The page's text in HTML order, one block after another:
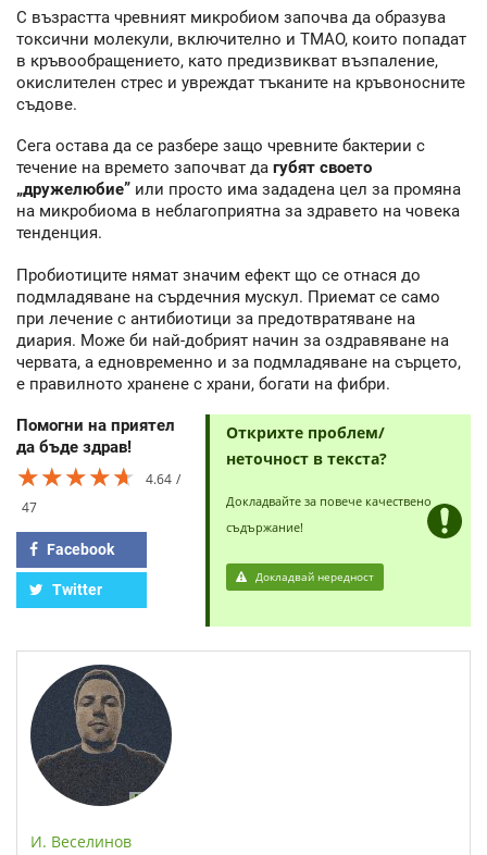
С възрастта чревният микробиом започва да образува
токсични молекули, включително и ТМАО, които попадат
в кръвообращението, като предизвикват възпаление,
окислителен стрес и увреждат тъканите на кръвоносните
съдове.
Сега остава да се разбере защо чревните бактерии с
течение на времето започват да губят своето
„дружелюбие” или просто има зададена цел за промяна
на микробиома в неблагоприятна за здравето на човека
тенденция.
Пробиотиците нямат значим ефект що се отнася до
подмладяване на сърдечния мускул. Приемат се само
при лечение с антибиотици за предотвратяване на
диария. Може би най-добрият начин за оздравяване на
червата, а едновременно и за подмладяване на сърцето,
е правилното хранене с храни, богати на фибри.
Помогни на приятел
да бъде здрав!
★★★★★
★★★★★
★★★★★
4.64
47
Facebook
Twitter
Открихте проблем/
неточност в текста?
Докладвайте за повече качествено
съдържание!
Докладвай нередност
И. Веселинов